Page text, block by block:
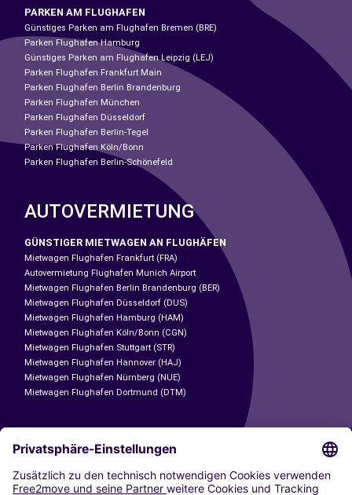
PARKEN AM FLUGHAFEN
Günstiges Parken am Flughafen Bremen (BRE)
Parken Flughafen Hamburg
Günstiges Parken am Flughafen Leipzig (LEJ)
Parken Flughafen Frankfurt Main
Parken Flughafen Berlin Brandenburg
Parken Flughafen München
Parken Flughafen Düsseldorf
Parken Flughafen Berlin-Tegel
Parken Flughafen Köln/Bonn
Parken Flughafen Berlin-Schönefeld
AUTOVERMIETUNG
GÜNSTIGER MIETWAGEN AN FLUGHÄFEN
Mietwagen Flughafen Frankfurt (FRA)
Autovermietung Flughafen Munich Airport
Mietwagen Flughafen Berlin Brandenburg (BER)
Mietwagen Flughafen Düsseldorf (DUS)
Mietwagen Flughafen Hamburg (HAM)
Mietwagen Flughafen Köln/Bonn (CGN)
Mietwagen Flughafen Stuttgart (STR)
Mietwagen Flughafen Hannover (HAJ)
Mietwagen Flughafen Nürnberg (NUE)
Mietwagen Flughafen Dortmund (DTM)
CARSHARING
UNSERE STÄDTE
Paris